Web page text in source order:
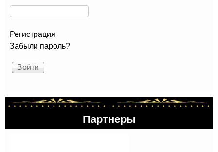
Регистрация
Забыли пароль?
Партнеры